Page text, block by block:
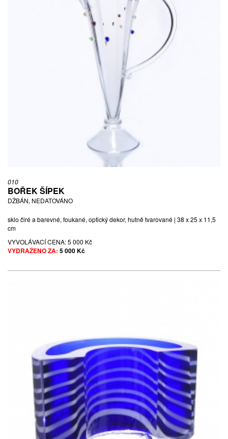
010
BOŘEK ŠÍPEK
DŽBÁN, NEDATOVÁNO
sklo čiré a barevné, foukané, optický dekor, hutně tvarované | 38 x 25 x 11,5
cm
VYVOLÁVACÍ CENA:5 000 Kč
VYDRAŽENO ZA: 5 000 Kč